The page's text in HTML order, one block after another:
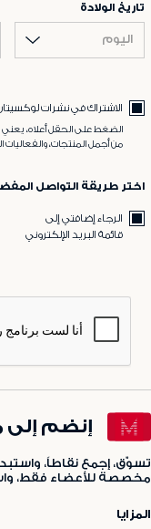
تاريخ الولادة
اليوم
الاشتراك في نشرات لوكسيتان
الضغط على الحقل أعلاه، يعني
من أجمل المنتجات، والفعاليات
اختر طريقة التواصل
الرجاء إضافتي إلى
قائمة البريد الإلكتروني
إنضم إلى
تسوّق، إجمع نقاطاً،
مخصصة للأعضاء فقط،
المزايا